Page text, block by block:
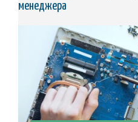
менеджера